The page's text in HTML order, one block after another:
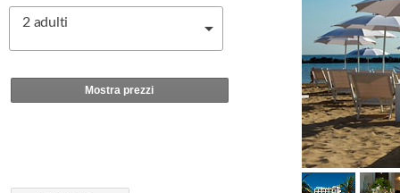
2 adulti
Mostra prezzi